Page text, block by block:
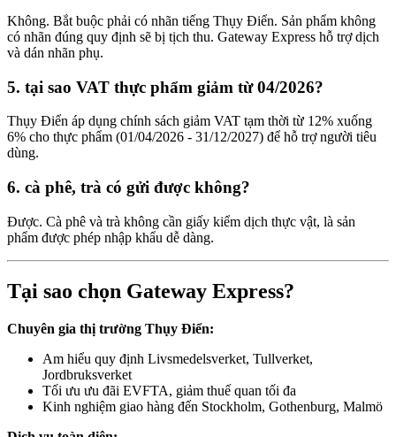
Không. Bắt buộc phải có nhãn tiếng Thụy Điển. Sản phẩm không
có nhãn đúng quy định sẽ bị tịch thu. Gateway Express hỗ trợ dịch
và dán nhãn phụ.
5. tại sao VAT thực phẩm giảm từ 04/2026?
Thụy Điển áp dụng chính sách giảm VAT tạm thời từ 12% xuống
6% cho thực phẩm (01/04/2026 - 31/12/2027) để hỗ trợ người tiêu
dùng.
6. cà phê, trà có gửi được không?
Được. Cà phê và trà không cần giấy kiểm dịch thực vật, là sản
phẩm được phép nhập khẩu dễ dàng.
Tại sao chọn Gateway Express?
Chuyên gia thị trường Thụy Điển:
Am hiểu quy định Livsmedelsverket, Tullverket,
Jordbruksverket
Tối ưu ưu đãi EVFTA, giảm thuế quan tối đa
Kinh nghiệm giao hàng đến Stockholm, Gothenburg, Malmö